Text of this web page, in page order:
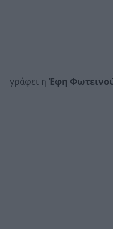
γράφει η Έφη